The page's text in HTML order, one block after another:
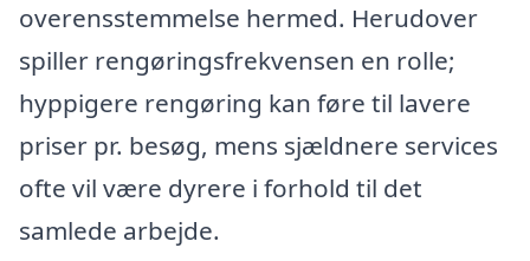
overensstemmelse hermed. Herudover
spiller rengøringsfrekvensen en rolle;
hyppigere rengøring kan føre til lavere
priser pr. besøg, mens sjældnere services
ofte vil være dyrere i forhold til det
samlede arbejde.